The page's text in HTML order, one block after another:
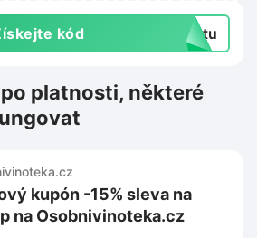
kód extu
platnosti, některé
kupón -15% sleva na
na Osobnivinoteka.cz